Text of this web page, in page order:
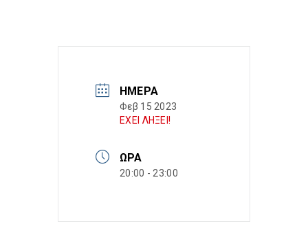
ΗΜΈΡΑ
Φεβ 15 2023
ΕΧΕΙ ΛΗΞΕΙ!
ΏΡΑ
20:00 - 23:00